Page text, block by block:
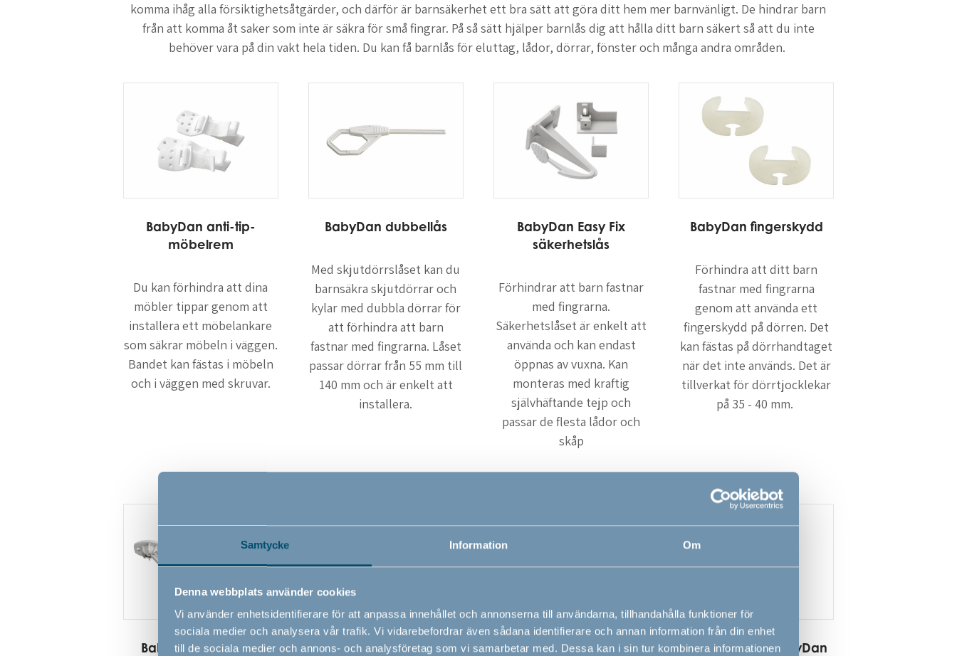
Samtycke Information Om
Denna webbplats använder cookies
Vi använder enhetsidentifierare för att anpassa innehållet och annonserna till användarna, tillhandahålla funktioner för
sociala medier och analysera vår trafik. Vi vidarebefordrar även sådana identifierare och annan information från din enhet
till de sociala medier och annons- och analysföretag som vi samarbetar med. Dessa kan i sin tur kombinera informationen
komma ihåg alla försiktighetsåtgärder, och därför är barnsäkerhet ett bra sätt att göra ditt hem mer barnvänligt. De hindrar barn
från att komma åt saker som inte är säkra för små fingrar. På så sätt hjälper barnlås dig att hålla ditt barn säkert så att du inte
behöver vara på din vakt hela tiden. Du kan få barnlås för eluttag, lådor, dörrar, fönster och många andra områden.
BabyDan anti-tip-
möbelrem
Du kan förhindra att dina
möbler tippar genom att
installera ett möbelankare
som säkrar möbeln i väggen.
Bandet kan fästas i möbeln
och i väggen med skruvar.
BabyDan dubbellås
Med skjutdörrslåset kan du
barnsäkra skjutdörrar och
kylar med dubbla dörrar för
att förhindra att barn
fastnar med fingrarna. Låset
passar dörrar från 55 mm till
140 mm och är enkelt att
installera.
BabyDan Easy Fix
säkerhetslås
Förhindrar att barn fastnar
med fingrarna.
Säkerhetslåset är enkelt att
använda och kan endast
öppnas av vuxna. Kan
monteras med kraftig
självhäftande tejp och
passar de flesta lådor och
skåp
BabyDan fingerskydd
Förhindra att ditt barn
fastnar med fingrarna
genom att använda ett
fingerskydd på dörren. Det
kan fästas på dörrhandtaget
när det inte används. Det är
tillverkat för dörrtjocklekar
på 35 - 40 mm.
BabyDan fönsterlås
BabyDan hörnskydd,
BabyDan hörnskydd, vit KeyGuard by BabyDan